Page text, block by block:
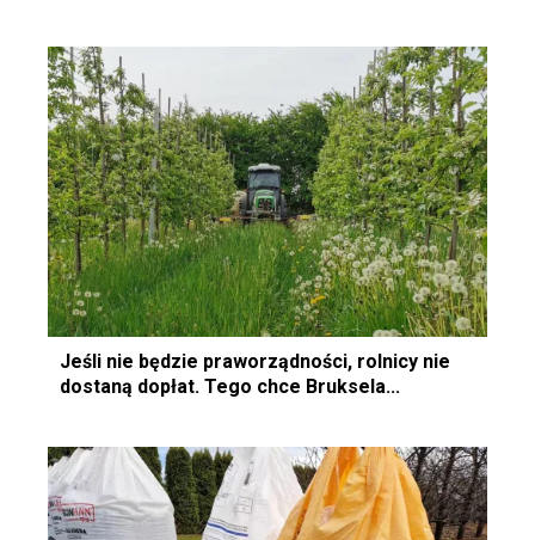
Jeśli nie będzie praworządności, rolnicy nie
dostaną dopłat. Tego chce Bruksela...